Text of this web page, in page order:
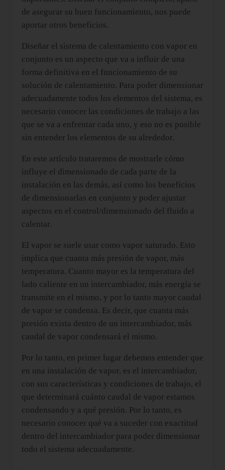
de asegurar su buen funcionamiento, nos puede
aportar otros beneficios.
Diseñar el sistema de calentamiento con vapor en
conjunto es un aspecto que va a influir de una
forma definitiva en el funcionamiento de su
solución de calentamiento. Para poder dimensionar
adecuadamente todos los elementos del sistema, es
necesario conocer las condiciones de trabajo a las
que se va a enfrentar cada uno, y eso no es posible
sin entender los elementos de su alrededor.
En este artículo trataremos de mostrarle cómo
influye el dimensionado de cada parte de la
instalación en las demás, así como los beneficios
de dimensionarlas en conjunto y poder ajustar
aspectos en el control/dimensionado del fluido a
calentar.
El vapor se suele usar como vapor saturado. Esto
implica que cuanta más presión de vapor, más
temperatura. Cuanto mayor es la temperatura del
lado caliente en un intercambiador, más energía se
transmite en el mismo, y por lo tanto mayor caudal
de vapor se condensa. Es decir, que cuanta más
presión exista dentro de un intercambiador, más
caudal de vapor condensará el mismo.
Por lo tanto, en primer lugar debemos entender que
en una instalación de vapor, es el intercambiador,
con sus características y condiciones de trabajo, el
que determinará cuánto caudal de vapor estamos
condensando y a qué presión. Por lo tanto, es
necesario conocer qué va a suceder con exactitud
dentro del intercambiador para poder dimensionar
todo el sistema adecuadamente.